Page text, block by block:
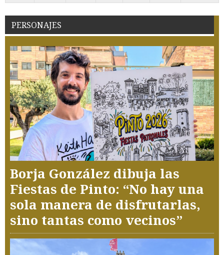
PERSONAJES
Borja González dibuja las
Fiestas de Pinto: “No hay una
sola manera de disfrutarlas,
sino tantas como vecinos”